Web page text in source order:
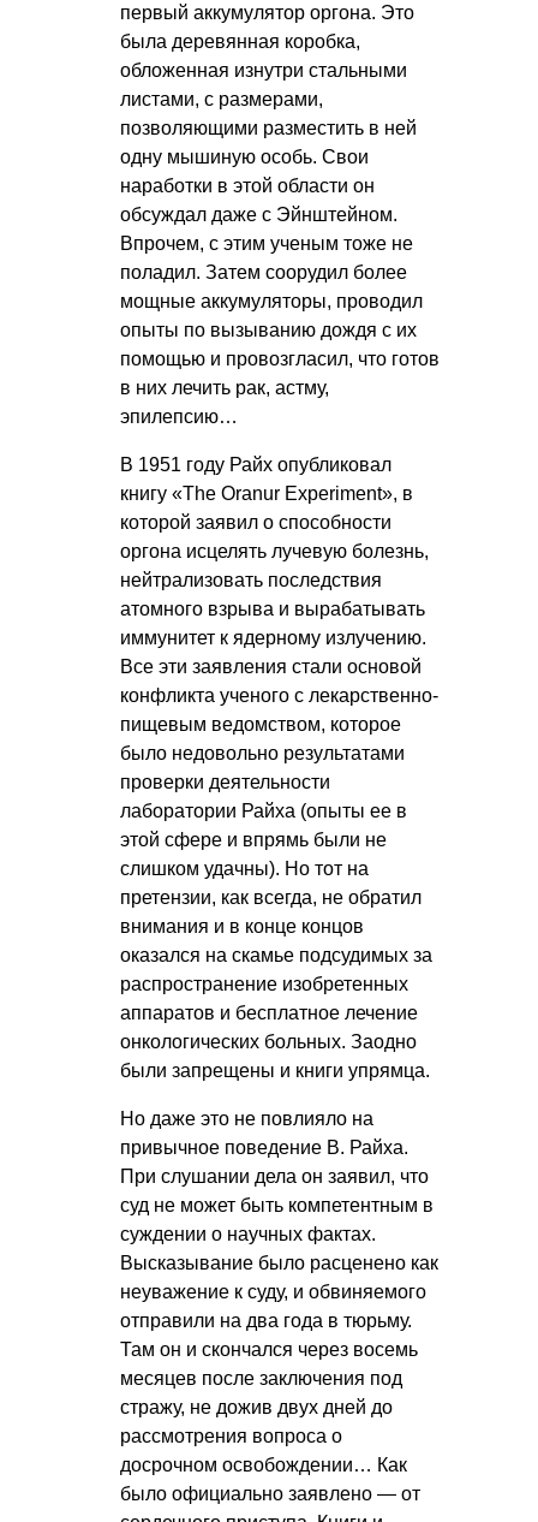
первый аккумулятор оргона. Это
была деревянная коробка,
обложенная изнутри стальными
листами, с размерами,
позволяющими разместить в ней
одну мышиную особь. Свои
наработки в этой области он
обсуждал даже с Эйнштейном.
Впрочем, с этим ученым тоже не
поладил. Затем соорудил более
мощные аккумуляторы, проводил
опыты по вызыванию дождя с их
помощью и провозгласил, что готов
в них лечить рак, астму,
эпилепсию…
В 1951 году Райх опубликовал
книгу «The Oranur Experiment», в
которой заявил о способности
оргона исцелять лучевую болезнь,
нейтрализовать последствия
атомного взрыва и вырабатывать
иммунитет к ядерному излучению.
Все эти заявления стали основой
конфликта ученого с лекарственно-
пищевым ведомством, которое
было недовольно результатами
проверки деятельности
лаборатории Райха (опыты ее в
этой сфере и впрямь были не
слишком удачны). Но тот на
претензии, как всегда, не обратил
внимания и в конце концов
оказался на скамье подсудимых за
распространение изобретенных
аппаратов и бесплатное лечение
онкологических больных. Заодно
были запрещены и книги упрямца.
Но даже это не повлияло на
привычное поведение В. Райха.
При слушании дела он заявил, что
суд не может быть компетентным в
суждении о научных фактах.
Высказывание было расценено как
неуважение к суду, и обвиняемого
отправили на два года в тюрьму.
Там он и скончался через восемь
месяцев после заключения под
стражу, не дожив двух дней до
рассмотрения вопроса о
досрочном освобождении… Как
было официально заявлено — от